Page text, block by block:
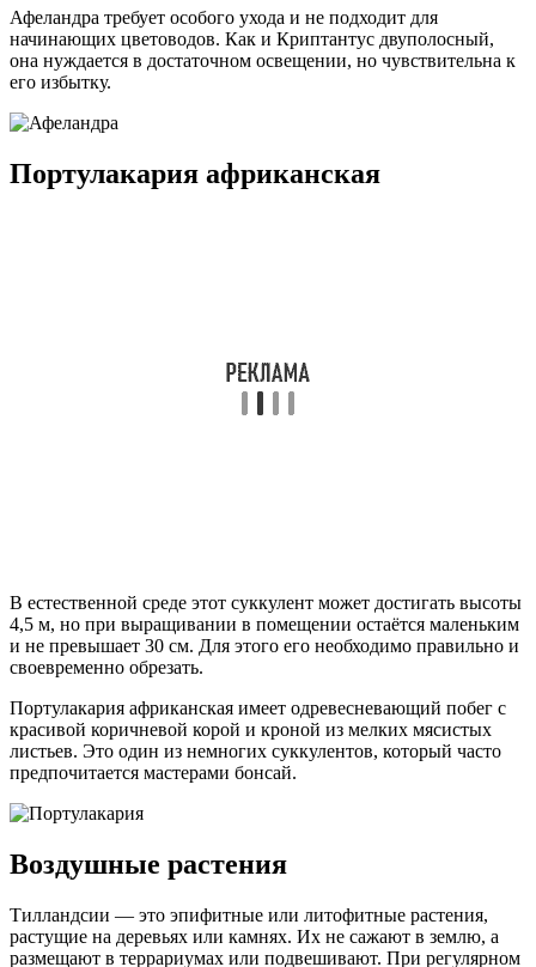
Афеландра требует особого ухода и не подходит для
начинающих цветоводов. Как и Криптантус двуполосный,
она нуждается в достаточном освещении, но чувствительна к
его избытку.
Портулакария африканская
В естественной среде этот суккулент может достигать высоты
4,5 м, но при выращивании в помещении остаётся маленьким
и не превышает 30 см. Для этого его необходимо правильно и
своевременно обрезать.
Портулакария африканская имеет одревесневающий побег с
красивой коричневой корой и кроной из мелких мясистых
листьев. Это один из немногих суккулентов, который часто
предпочитается мастерами бонсай.
Воздушные растения
Тилландсии — это эпифитные или литофитные растения,
растущие на деревьях или камнях. Их не сажают в землю, а
размещают в террариумах или подвешивают. При регулярном